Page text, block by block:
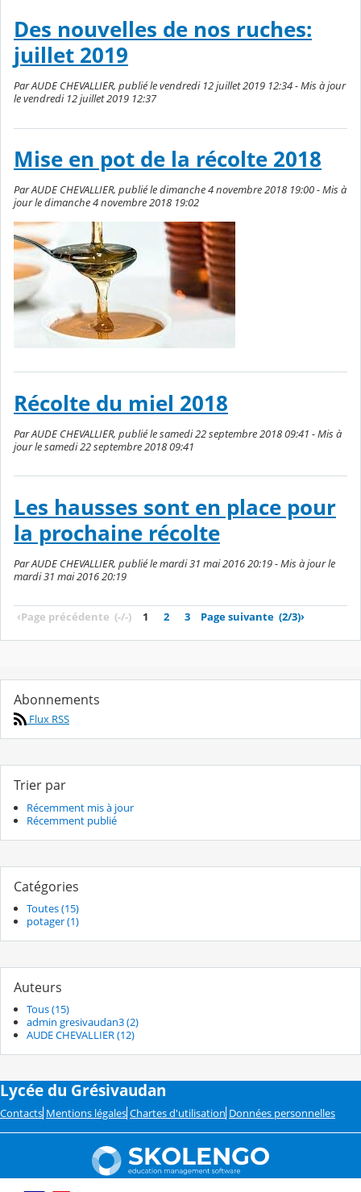
Des nouvelles de nos ruches:
juillet 2019
Par AUDE CHEVALLIER, publié le vendredi 12 juillet 2019 12:34 - Mis à jour
le vendredi 12 juillet 2019 12:37
Mise en pot de la récolte 2018
Par AUDE CHEVALLIER, publié le dimanche 4 novembre 2018 19:00 - Mis à
jour le dimanche 4 novembre 2018 19:02
Récolte du miel 2018
Par AUDE CHEVALLIER, publié le samedi 22 septembre 2018 09:41 - Mis à
jour le samedi 22 septembre 2018 09:41
Les hausses sont en place pour
la prochaine récolte
Par AUDE CHEVALLIER, publié le mardi 31 mai 2016 20:19 - Mis à jour le
mardi 31 mai 2016 20:19
‹Page précédente (-/-) 1 2 3 Page suivante (2/3)›
Abonnements
Flux RSS
Trier par
Récemment mis à jour
Récemment publié
Catégories
Toutes (15)
potager (1)
Auteurs
Tous (15)
admin gresivaudan3 (2)
AUDE CHEVALLIER (12)
Lycée du Grésivaudan
Contacts Mentions légales Chartes d'utilisation Données personnelles